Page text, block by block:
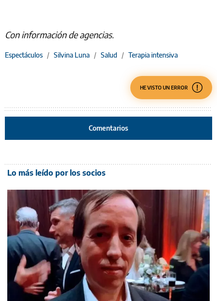
Con información de agencias.
Espectáculos / Silvina Luna / Salud / Terapia intensiva
HE VISTO UN ERROR
Comentarios
Lo más leído por los socios